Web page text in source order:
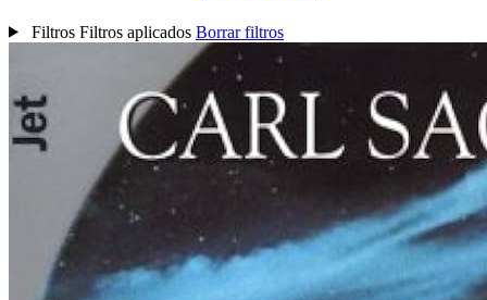
Filtros Filtros aplicados Borrar filtros